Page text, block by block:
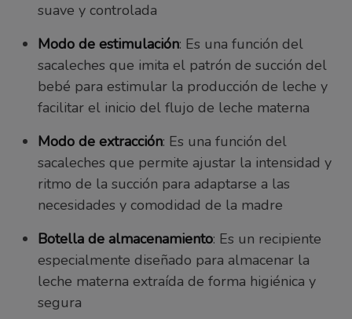
suave y controlada
Modo de estimulación: Es una función del
sacaleches que imita el patrón de succión del
bebé para estimular la producción de leche y
facilitar el inicio del flujo de leche materna
Modo de extracción: Es una función del
sacaleches que permite ajustar la intensidad y
ritmo de la succión para adaptarse a las
necesidades y comodidad de la madre
Botella de almacenamiento: Es un recipiente
especialmente diseñado para almacenar la
leche materna extraída de forma higiénica y
segura